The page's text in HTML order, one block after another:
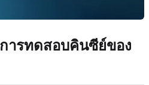
ารทดสอบคินซีย์ของ